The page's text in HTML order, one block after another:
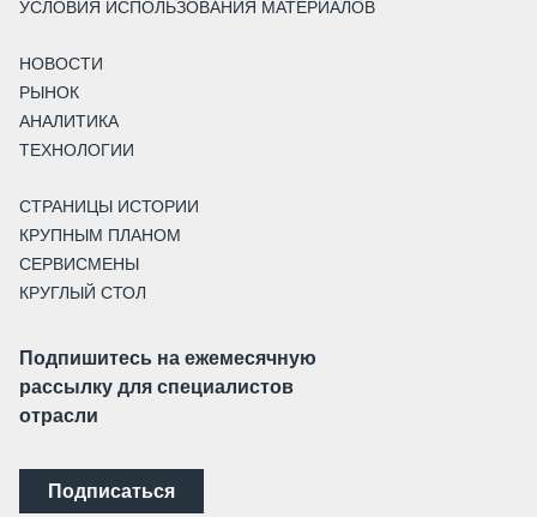
УСЛОВИЯ ИСПОЛЬЗОВАНИЯ МАТЕРИАЛОВ
НОВОСТИ
РЫНОК
АНАЛИТИКА
ТЕХНОЛОГИИ
СТРАНИЦЫ ИСТОРИИ
КРУПНЫМ ПЛАНОМ
СЕРВИСМЕНЫ
КРУГЛЫЙ СТОЛ
Подпишитесь на ежемесячную
рассылку для специалистов
отрасли
Подписаться